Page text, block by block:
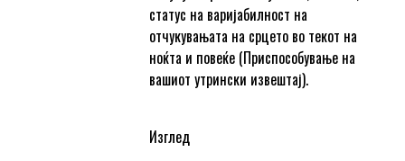
статус на варијабилност на
отчукувањата на срцето во текот на
ноќта и повеќе (Приспособување на
вашиот утрински извештај).
Изглед